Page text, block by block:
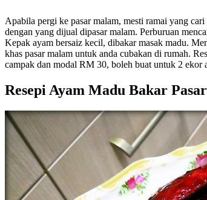
Apabila pergi ke pasar malam, mesti ramai yang
dengan yang dijual dipasar malam. Perburuan
Kepak ayam bersaiz kecil, dibakar masak madu.
khas pasar malam untuk anda cubakan di rumah.
campak dan modal RM 30, boleh buat untuk 2 ekor
Resepi Ayam Madu Bakar